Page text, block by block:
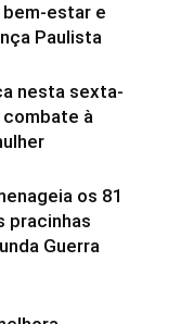
estar e
Paulista
nesta sexta-
à
os 81
pracinhas
Guerra